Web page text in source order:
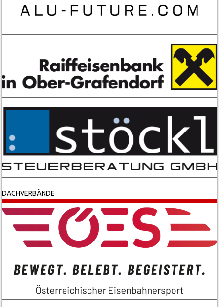
DACHVERBÄNDE